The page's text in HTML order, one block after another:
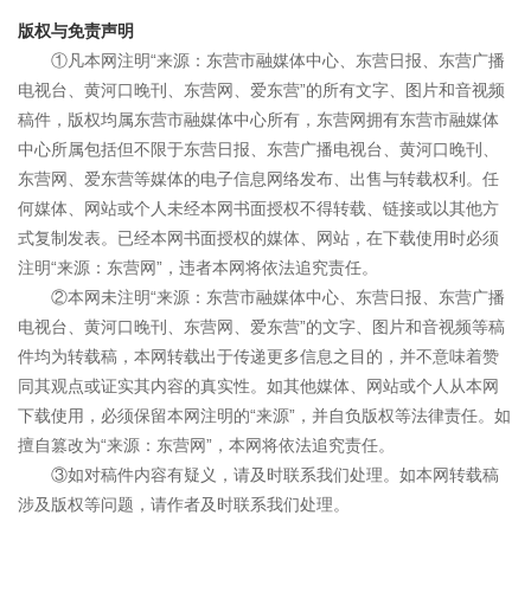
版权与免责声明
①凡本网注明“来源：东营市融媒体中心、东营日报、东营广播
电视台、黄河口晚刊、东营网、爱东营”的所有文字、图片和音视频
稿件，版权均属东营市融媒体中心所有，东营网拥有东营市融媒体
中心所属包括但不限于东营日报、东营广播电视台、黄河口晚刊、
东营网、爱东营等媒体的电子信息网络发布、出售与转载权利。任
何媒体、网站或个人未经本网书面授权不得转载、链接或以其他方
式复制发表。已经本网书面授权的媒体、网站，在下载使用时必须
注明“来源：东营网”，违者本网将依法追究责任。
②本网未注明“来源：东营市融媒体中心、东营日报、东营广播
电视台、黄河口晚刊、东营网、爱东营”的文字、图片和音视频等稿
件均为转载稿，本网转载出于传递更多信息之目的，并不意味着赞
同其观点或证实其内容的真实性。如其他媒体、网站或个人从本网
下载使用，必须保留本网注明的“来源”，并自负版权等法律责任。如
擅自篡改为“来源：东营网”，本网将依法追究责任。
③如对稿件内容有疑义，请及时联系我们处理。如本网转载稿
涉及版权等问题，请作者及时联系我们处理。